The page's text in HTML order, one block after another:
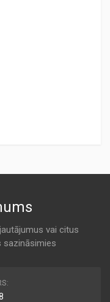
vai citus
sazināsimies